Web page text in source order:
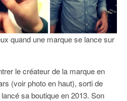
quand une marque se lance sur
le créateur de la marque en
(voir photo en haut), sorti de
sa boutique en 2013. Son